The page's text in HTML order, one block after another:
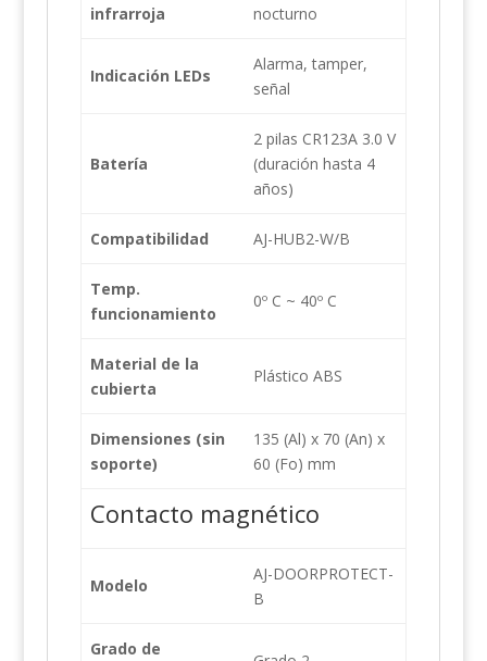
infrarroja
nocturno
Indicación LEDs
Alarma, tamper,
señal
Batería
2 pilas CR123A 3.0 V
(duración hasta 4
años)
Compatibilidad AJ-HUB2-W/B
Temp.
funcionamiento
0º C ~ 40º C
Material de la
cubierta
Plástico ABS
Dimensiones (sin
soporte)
135 (Al) x 70 (An) x
60 (Fo) mm
Contacto magnético
Modelo
AJ-DOORPROTECT-
B
Grado de